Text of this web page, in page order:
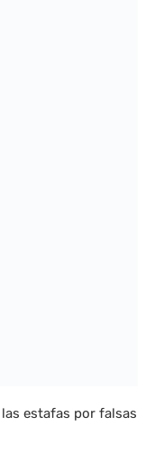
estafas por falsas